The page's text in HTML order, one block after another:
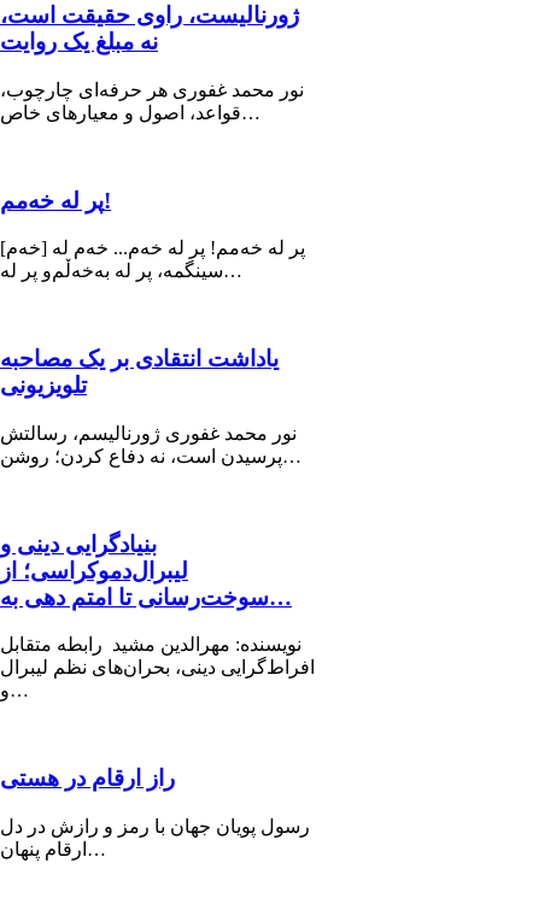
ژورنالیست، راوی حقیقت است،
نه مبلغ یک روایت
نور محمد غفوری هر حرفه‌ای چارچوب،
قواعد، اصول و معیارهای خاص…
پر له خەمم!
[خه‌م] پر له خەمم! پر لە خەم... خەم له
سینگمە، پر لە بەخەڵم‌و پر لە…
یاداشت انتقادی بر یک مصاحبه
تلویزیونی
نور محمد غفوری ژورنالیسم، رسالتش
پرسیدن است، نه دفاع کردن؛ روشن…
بنیادگرایی دینی و
لیبرال‌دموکراسی؛ از
سوخت‌رسانی تا امتم دهی به…
نویسنده: مهرالدین مشید رابطه متقابل
افراط‌گرایی دینی، بحران‌های نظم لیبرال
و…
راز ارقام در هستی
رسول پویان جهان با رمز و رازش در دل
ارقام پنهان…